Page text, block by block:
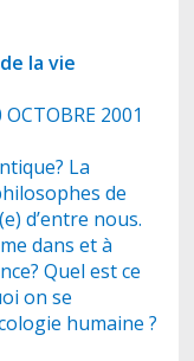
la vie
2001
La
de
d’entre nous.
dans et à
Quel est ce
on se
humaine ?